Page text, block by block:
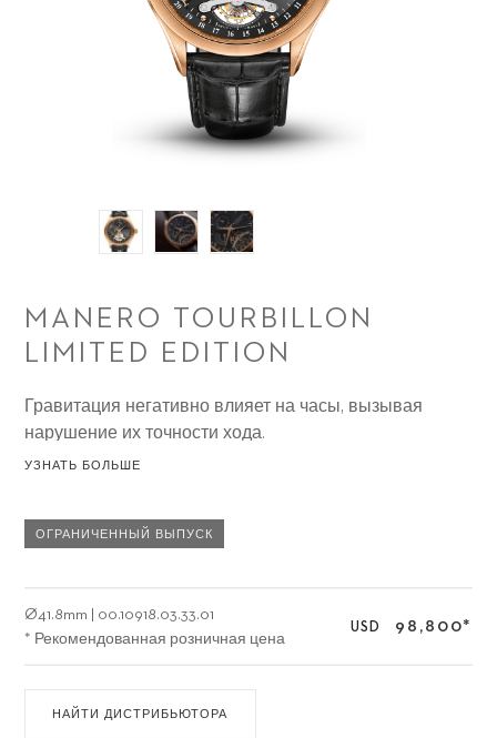
MANERO TOURBILLON
LIMITED EDITION
Гравитация негативно влияет на часы, вызывая
нарушение их точности хода.
УЗНАТЬ БОЛЬШЕ
ОГРАНИЧЕННЫЙ ВЫПУСК
Ø41.8mm
00.10918.03.33.01
* Рекомендованная розничная цена
USD 98,800*
НАЙТИ ДИСТРИБЬЮТОРА